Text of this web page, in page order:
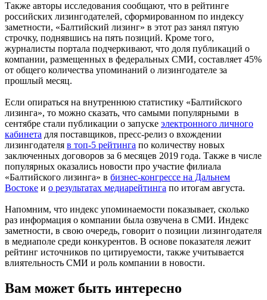
Также авторы исследования сообщают, что в рейтинге
российских лизингодателей, сформированном по индексу
заметности, «Балтийский лизинг» в этот раз занял пятую
строчку, поднявшись на пять позиций. Кроме того,
журналисты портала подчеркивают, что доля публикаций о
компании, размещенных в федеральных СМИ, составляет 45%
от общего количества упоминаний о лизингодателе за
прошлый месяц.
Если опираться на внутреннюю статистику «Балтийского
лизинга», то можно сказать, что самыми популярными в
сентябре стали публикации о запуске электронного личного
кабинета для поставщиков, пресс-релиз о вхождении
лизингодателя в топ-5 рейтинга по количеству новых
заключенных договоров за 6 месяцев 2019 года. Также в числе
популярных оказались новости про участие филиала
«Балтийского лизинга» в бизнес-конгрессе на Дальнем
Востоке и о результатах медиарейтинга по итогам августа.
Напомним, что индекс упоминаемости показывает, сколько
раз информация о компании была озвучена в СМИ. Индекс
заметности, в свою очередь, говорит о позиции лизингодателя
в медиаполе среди конкурентов. В основе показателя лежит
рейтинг источников по цитируемости, также учитывается
влиятельность СМИ и роль компании в новости.
Вам может быть интересно